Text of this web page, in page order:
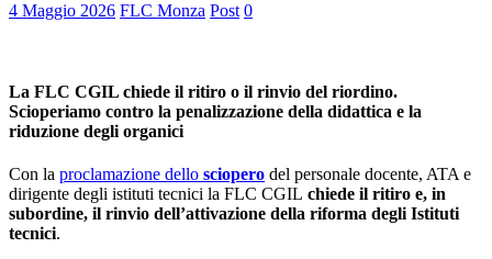
4 Maggio 2026 FLC Monza Post 0
La FLC CGIL chiede il ritiro o il rinvio del riordino.
Scioperiamo contro la penalizzazione della didattica e la
riduzione degli organici
Con la proclamazione dello sciopero del personale docente, ATA e
dirigente degli istituti tecnici la FLC CGIL chiede il ritiro e, in
subordine, il rinvio dell’attivazione della riforma degli Istituti
tecnici.